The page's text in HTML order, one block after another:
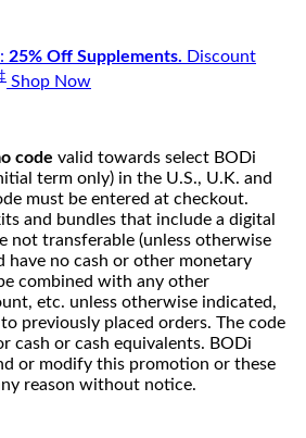
25% Off Supplements. Discount
Shop Now
code valid towards select BODi
term only) in the U.S., U.K. and
must be entered at checkout.
and bundles that include a digital
not transferable (unless otherwise
have no cash or other monetary
combined with any other
etc. unless otherwise indicated,
previously placed orders. The code
cash or cash equivalents. BODi
or modify this promotion or these
reason without notice.